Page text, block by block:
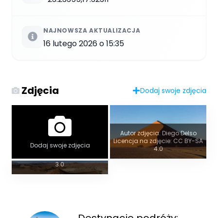
NAJNOWSZA AKTUALIZACJA
16 lutego 2026 o 15:35
Zdjęcia Dodaj swoje zdjęcia
Dodaj swoje zdjęcia
Autor zdjęcia: Diego Delso
Licencja na zdjęcie: CC BY-SA
4.0
Widok panoramiczny
Sossusvlei_south_view.jpg
3.0